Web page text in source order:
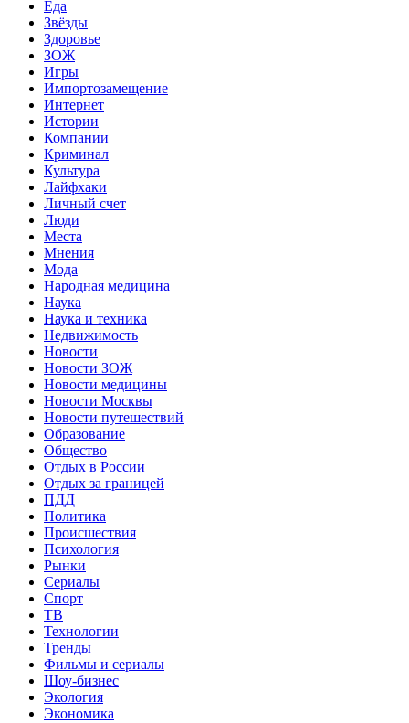
Еда
Звёзды
Здоровье
ЗОЖ
Игры
Импортозамещение
Интернет
Истории
Компании
Криминал
Культура
Лайфхаки
Личный счет
Люди
Места
Мнения
Мода
Народная медицина
Наука
Наука и техника
Недвижимость
Новости
Новости ЗОЖ
Новости медицины
Новости Москвы
Новости путешествий
Образование
Общество
Отдых в России
Отдых за границей
ПДД
Политика
Происшествия
Психология
Рынки
Сериалы
Спорт
ТВ
Технологии
Тренды
Фильмы и сериалы
Шоу-бизнес
Экология
Экономика